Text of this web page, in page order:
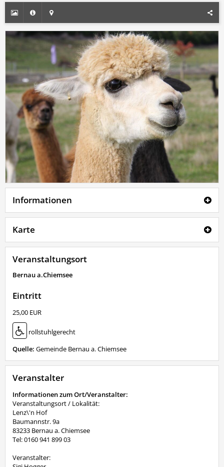
Informationen
Karte
Veranstaltungsort
Bernau a.Chiemsee
Eintritt
25,00 EUR
rollstuhlgerecht
Quelle: Gemeinde Bernau a. Chiemsee
Veranstalter
Informationen zum Ort/Veranstalter:
Veranstaltungsort / Lokalität:
Lenz\'n Hof
Baumannstr. 9a
83233 Bernau a. Chiemsee
Tel: 0160 941 899 03
Veranstalter: